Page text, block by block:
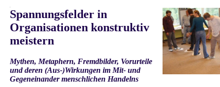
Spannungsfelder in
Organisationen konstruktiv
meistern
Mythen, Metaphern, Fremdbilder, Vorurteile
und deren (Aus-)Wirkungen im Mit- und
Gegeneinander menschlichen Handelns